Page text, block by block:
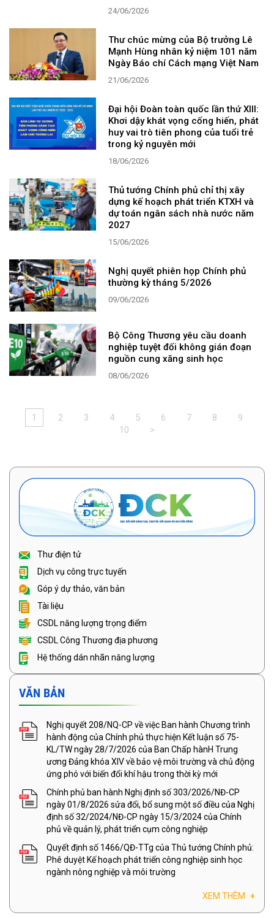
24/06/2026
Thư chúc mừng của Bộ trưởng Lê
Mạnh Hùng nhân kỷ niệm 101 năm
Ngày Báo chí Cách mạng Việt Nam
21/06/2026
Đại hội Đoàn toàn quốc lần thứ XIII:
Khơi dậy khát vọng cống hiến, phát
huy vai trò tiên phong của tuổi trẻ
trong kỷ nguyên mới
18/06/2026
Thủ tướng Chính phủ chỉ thị xây
dựng kế hoạch phát triển KTXH và
dự toán ngân sách nhà nước năm
2027
15/06/2026
Nghị quyết phiên họp Chính phủ
thường kỳ tháng 5/2026
09/06/2026
Bộ Công Thương yêu cầu doanh
nghiệp tuyệt đối không gián đoạn
nguồn cung xăng sinh học
08/06/2026
1 2 3 4 5 6 7 8
9
10
>
Thư điện tử
Dịch vụ công trực tuyến
Góp ý dự thảo, văn bản
Tài liệu
CSDL năng lượng trọng điểm
CSDL Công Thương địa phương
Hệ thống dán nhãn năng lượng
VĂN BẢN
Nghị quyết 208/NQ-CP về việc Ban hành Chương trình
hành động của Chính phủ thực hiện Kết luận số 75-
KL/TW ngày 28/7/2026 của Ban Chấp hànH Trung
ương Đảng khóa XIV về bảo vệ môi trường và chủ động
ứng phó với biến đổi khí hậu trong thời kỳ mới
Chính phủ ban hành Nghị định số 303/2026/NĐ-CP
ngày 01/8/2026 sửa đổi, bổ sung một số điều của Nghị
định số 32/2024/NĐ-CP ngày 15/3/2024 của Chính
phủ về quản lý, phát triển cụm công nghiệp
Quyết định số 1466/QĐ-TTg của Thủ tướng Chính phủ:
Phê duyệt Kế hoạch phát triển công nghiệp sinh học
ngành nông nghiệp và môi trường
XEM THÊM +